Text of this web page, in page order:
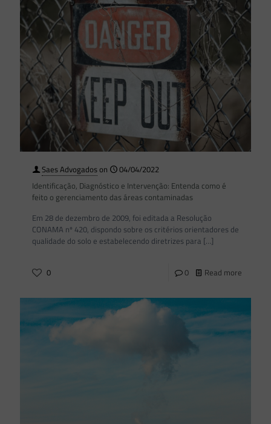
Saes Advogadoson
04/04/2022
Identificação, Diagnóstico e Intervenção: Entenda como é
feito o gerenciamento das áreas contaminadas
Em 28 de dezembro de 2009, foi editada a Resolução
CONAMA nº 420, dispondo sobre os critérios orientadores de
qualidade do solo e estabelecendo diretrizes para […]
0 0 Read more